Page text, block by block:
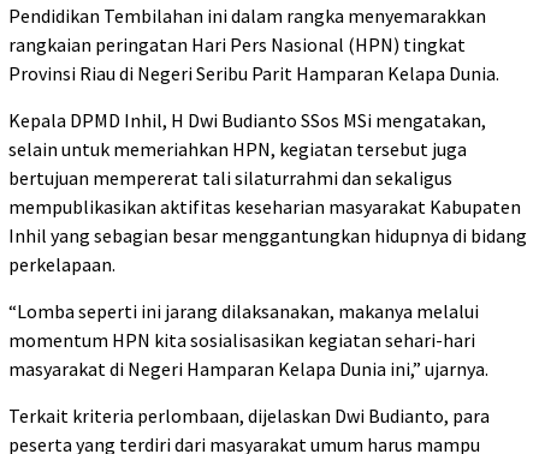
Pendidikan Tembilahan ini dalam rangka menyemarakkan
rangkaian peringatan Hari Pers Nasional (HPN) tingkat
Provinsi Riau di Negeri Seribu Parit Hamparan Kelapa Dunia.
Kepala DPMD Inhil, H Dwi Budianto SSos MSi mengatakan,
selain untuk memeriahkan HPN, kegiatan tersebut juga
bertujuan mempererat tali silaturrahmi dan sekaligus
mempublikasikan aktifitas keseharian masyarakat Kabupaten
Inhil yang sebagian besar menggantungkan hidupnya di bidang
perkelapaan.
“Lomba seperti ini jarang dilaksanakan, makanya melalui
momentum HPN kita sosialisasikan kegiatan sehari-hari
masyarakat di Negeri Hamparan Kelapa Dunia ini,” ujarnya.
Terkait kriteria perlombaan, dijelaskan Dwi Budianto, para
peserta yang terdiri dari masyarakat umum harus mampu